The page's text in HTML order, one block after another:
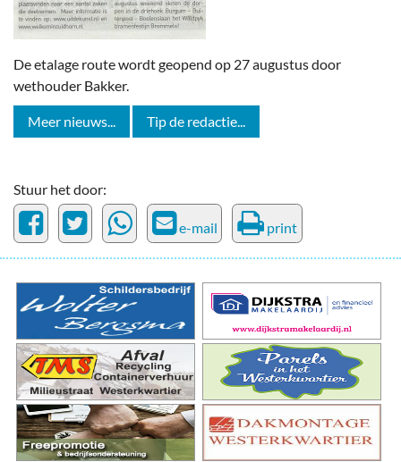
De etalage route wordt geopend op 27 augustus door
wethouder Bakker.
Meer nieuws... Tip de redactie...
Stuur het door:
e-mail print